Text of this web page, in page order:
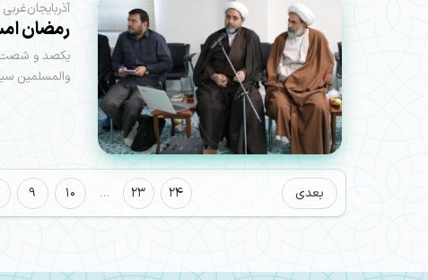
رمضان
یکصد و شصت
والمسلمین
بعدی 9 10 … 23 24